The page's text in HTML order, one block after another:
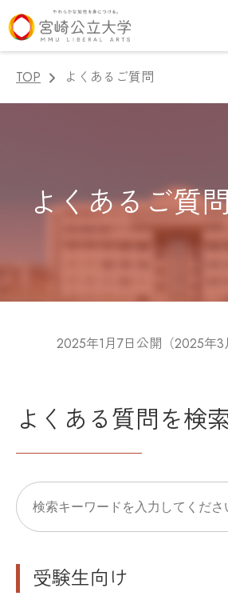
TOP よくあるご質問
よくあるご質
2025年1月7日公開（2025年3
よくある質問を検索
受験生向け